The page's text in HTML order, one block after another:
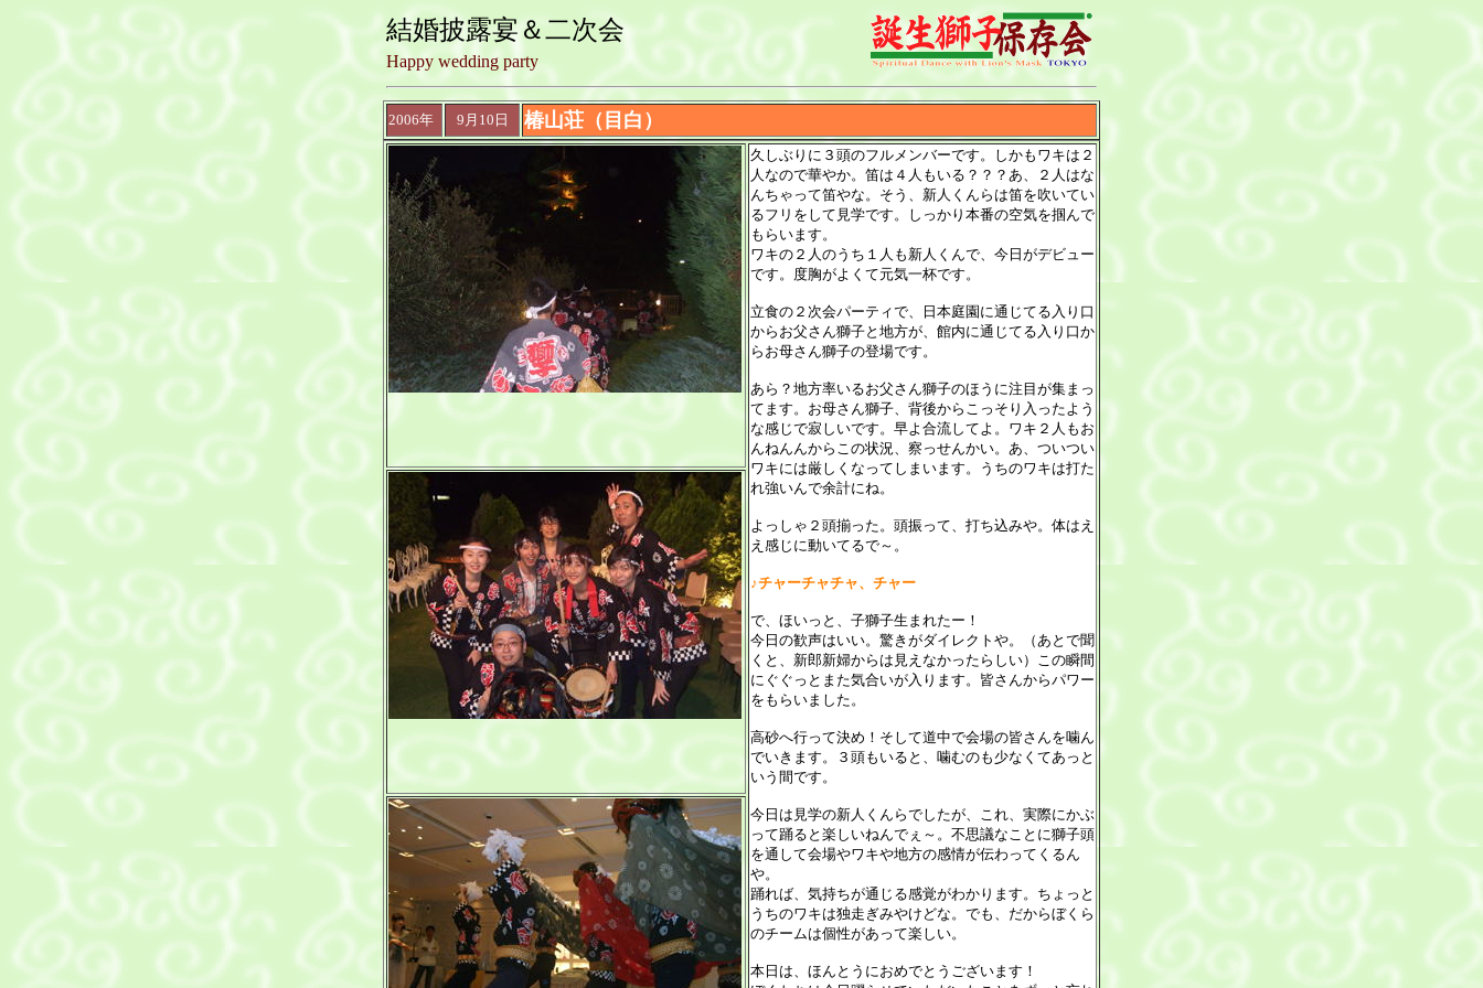
結婚披露宴＆二次会
Happy wedding party
2006年 9月10日 椿山荘（目白）
久しぶりに３頭のフルメンバーです。しかもワキは２
人なので華やか。笛は４人もいる？？？あ、２人はな
んちゃって笛やな。そう、新人くんらは笛を吹いてい
るフリをして見学です。しっかり本番の空気を掴んで
もらいます。
ワキの２人のうち１人も新人くんで、今日がデビュー
です。度胸がよくて元気一杯です。
立食の２次会パーティで、日本庭園に通じてる入り口
からお父さん獅子と地方が、館内に通じてる入り口か
らお母さん獅子の登場です。
あら？地方率いるお父さん獅子のほうに注目が集まっ
てます。お母さん獅子、背後からこっそり入ったよう
な感じで寂しいです。早よ合流してよ。ワキ２人もお
んねんんからこの状況、察っせんかい。あ、ついつい
ワキには厳しくなってしまいます。うちのワキは打た
れ強いんで余計にね。
よっしゃ２頭揃った。頭振って、打ち込みや。体はえ
え感じに動いてるで～。
♪チャーチャチャ、チャー
で、ほいっと、子獅子生まれたー！
今日の歓声はいい。驚きがダイレクトや。（あとで聞
くと、新郎新婦からは見えなかったらしい）この瞬間
にぐぐっとまた気合いが入ります。皆さんからパワー
をもらいました。
高砂へ行って決め！そして道中で会場の皆さんを噛ん
でいきます。３頭もいると、噛むのも少なくてあっと
いう間です。
今日は見学の新人くんらでしたが、これ、実際にかぶ
って踊ると楽しいねんでぇ～。不思議なことに獅子頭
を通して会場やワキや地方の感情が伝わってくるん
や。
踊れば、気持ちが通じる感覚がわかります。ちょっと
うちのワキは独走ぎみやけどな。でも、だからぼくら
のチームは個性があって楽しい。
本日は、ほんとうにおめでとうございます！